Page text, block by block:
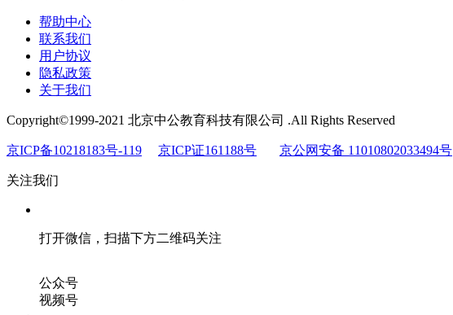
帮助中心
联系我们
用户协议
隐私政策
关于我们
Copyright©1999-2021 北京中公教育科技有限公司 .All Rights Reserved
京ICP备10218183号-119 京ICP证161188号 京公网安备 11010802033494号
关注我们
打开微信，扫描下方二维码关注
公众号
视频号